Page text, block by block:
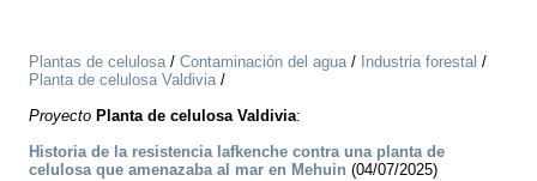
Plantas de celulosa/ Contaminación del agua/ Industria forestal /
Planta de celulosa Valdivia/
Proyecto Planta de celulosa Valdivia:
Historia de la resistencia lafkenche contra una planta de
celulosa que amenazaba al mar en Mehuin (04/07/2025)